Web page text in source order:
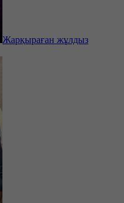
Жарқыраған жұлдыз